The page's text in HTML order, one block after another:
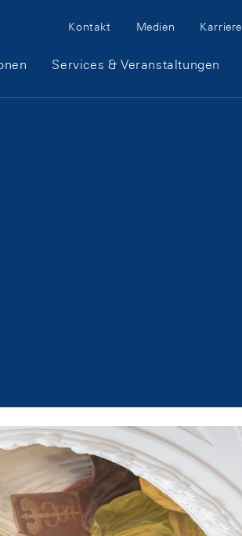
Meta Navigation
Kontakt Medien Karriere
Services & Veranstaltungen
Markt und
werden
die SNB